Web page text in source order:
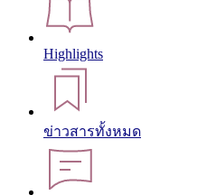
Highlights
ข่าวสารทั้งหมด